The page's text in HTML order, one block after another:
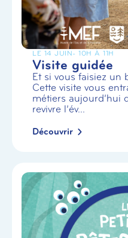
LE 14 JUIN- 10H À 11H
Visite guidée
Et si vous faisiez un
Cette visite vous
métiers aujourd’hui
revivre l’év...
Découvrir